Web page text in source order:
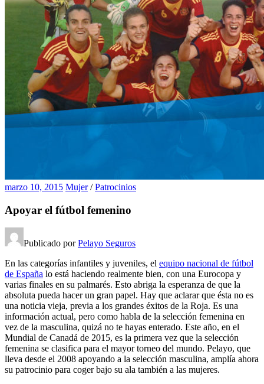
marzo 10, 2015 Mujer/Patrocinios
Apoyar el fútbol femenino
Publicado porPelayo Seguros
En las categorías infantiles y juveniles, el equipo nacional de fútbol
de España lo está haciendo realmente bien, con una Eurocopa y
varias finales en su palmarés. Esto abriga la esperanza de que la
absoluta pueda hacer un gran papel. Hay que aclarar que ésta no es
una noticia vieja, previa a los grandes éxitos de la Roja. Es una
información actual, pero como habla de la selección femenina en
vez de la masculina, quizá no te hayas enterado. Este año, en el
Mundial de Canadá de 2015, es la primera vez que la selección
femenina se clasifica para el mayor torneo del mundo. Pelayo, que
lleva desde el 2008 apoyando a la selección masculina, amplía ahora
su patrocinio para coger bajo su ala también a las mujeres.